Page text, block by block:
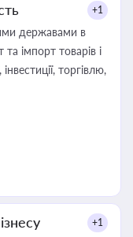
+1
державами в
імпорт товарів і
торгівлю,
+1